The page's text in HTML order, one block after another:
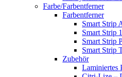
Farbe/Farbentferner
Farbentferner
Smart Strip
Smart Strip
Smart Strip
Smart Strip
Zubehör
Laminiertes